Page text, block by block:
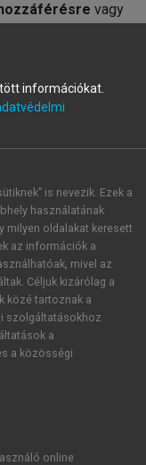
vagy
új fiókot.
információkat.
is nevezik. Ezek a
használatának
milyen oldalakat keresett
az információk a
mivel az
Céljuk kizárólag a
közé tartoznak a
szolgáltatásokhoz
a
a közösségi
online